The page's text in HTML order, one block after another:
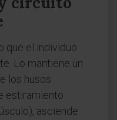
que el individuo
Lo mantiene un
los husos
estiramiento
asciende